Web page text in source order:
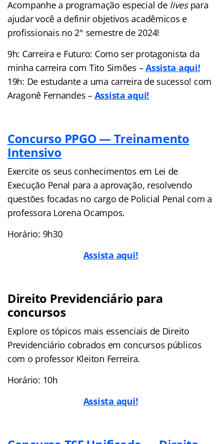
Acompanhe a programação especial de livespara
ajudar você a definir objetivos acadêmicos e
profissionais no 2° semestre de 2024!
9h: Carreira e Futuro: Como ser protagonista da
minha carreira com Tito Simões –Assista aqui!
19h: De estudante a uma carreira de sucesso! com
Aragonê Fernandes – Assista aqui!
Concurso PPGO — Treinamento
Intensivo
Exercite os seus conhecimentos em Lei de
Execução Penal para a aprovação, resolvendo
questões focadas no cargo de Policial Penal com a
professora Lorena Ocampos.
Horário: 9h30
Assista aqui!
Direito Previdenciário para
concursos
Explore os tópicos mais essenciais de Direito
Previdenciário cobrados em concursos públicos
com o professor Kleiton Ferreira.
Horário: 10h
Assista aqui!